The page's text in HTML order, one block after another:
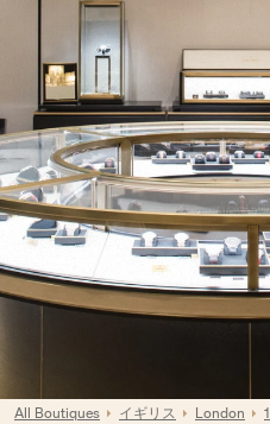
All Boutiques イギリス London